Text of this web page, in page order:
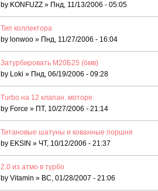
by KONFUZZ » Пнд, 11/13/2006 - 05:05
Тип коллектора
by lonwoo » Пнд, 11/27/2006 - 16:04
Затурбировать М20Б25 (бмв)
by Loki » Пнд, 06/19/2006 - 09:28
Turbo на 12 клапан. моторе.
by Force » ПТ, 10/27/2006 - 21:14
Титановые шатуны и кованные поршня
by EKSIN » ЧТ, 10/12/2006 - 21:37
2.0 из атмо в турбо
by Vitamin » ВС, 01/28/2007 - 21:06